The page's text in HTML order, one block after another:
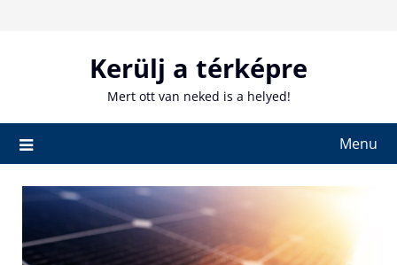
Kerülj a térképre
Mert ott van neked is a helyed!
Menu